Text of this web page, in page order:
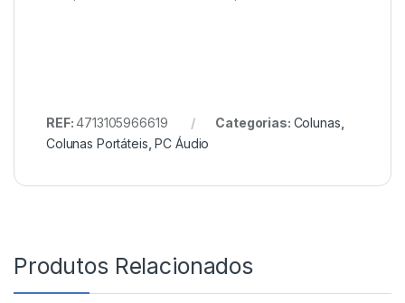
REF:4713105966619 Categorias: Colunas
Colunas Portáteis ,PC Áudio
Produtos Relacionados